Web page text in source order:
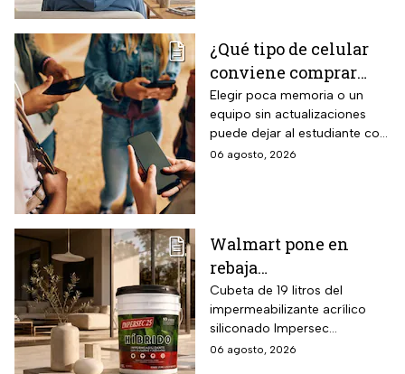
capacidad de gestión
mediante inteligencia artificial
con modo AI Auto Cooling
que ajusta automáticamente
el rendimiento según
¿Qué tipo de celular
conviene comprar
para el regreso a
clases? La guía según
el nivel escolar
Elegir poca memoria o un
equipo sin actualizaciones
puede dejar al estudiante con
un celular lento e
06 agosto, 2026
Walmart pone en
rebaja
impermeabilizante
ecológico Impersec 10
años con caucho
reciclado de 19 litros
Cubeta de 19 litros del
impermeabilizante acrílico
siliconado Impersec
formulado con hasta 60 por
06 agosto, 2026